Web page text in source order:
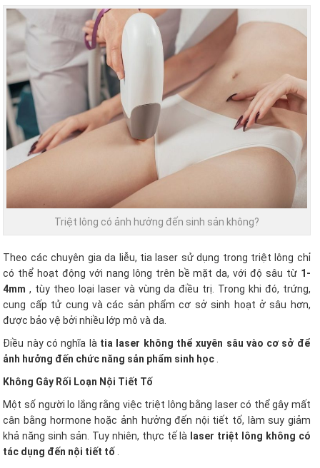
Triệt lông có ảnh hưởng đến sinh sản không?
Theo các chuyên gia da liễu, tia laser sử dụng trong triệt lông chỉ
có thể hoạt động với nang lông trên bề mặt da, với độ sâu từ 1-
4mm , tùy theo loại laser và vùng da điều trị. Trong khi đó, trứng,
cung cấp tử cung và các sản phẩm cơ sở sinh hoạt ở sâu hơn,
được bảo vệ bởi nhiều lớp mô và da.
Điều này có nghĩa là tia laser không thể xuyên sâu vào cơ sở để
ảnh hưởng đến chức năng sản phẩm sinh học
Không Gây Rối Loạn Nội Tiết Tố
Một số người lo lắng rằng việc triệt lông bằng laser có thể gây mất
cân bằng hormone hoặc ảnh hưởng đến nội tiết tố, làm suy giảm
khả năng sinh sản. Tuy nhiên, thực tế là
laser triệt lông không có
tác dụng đến nội tiết tố